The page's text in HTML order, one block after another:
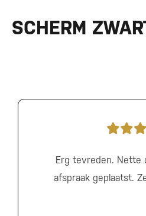
SCHERM
Erg tevreden. Nette
afspraak geplaatst.